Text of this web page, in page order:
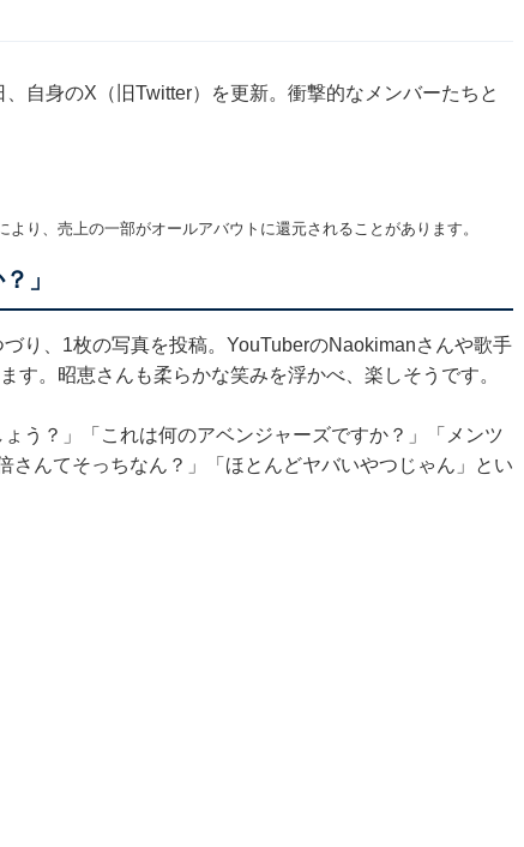
自身のX（旧Twitter）を更新。衝撃的なメンバーたちと
り、売上の一部がオールアバウトに還元されることがあります。
」
り、1枚の写真を投稿。YouTuberのNaokimanさんや歌手
す。昭恵さんも柔らかな笑みを浮かべ、楽しそうです。
う？」「これは何のアベンジャーズですか？」「メンツ
さんてそっちなん？」「ほとんどヤバいやつじゃん」とい